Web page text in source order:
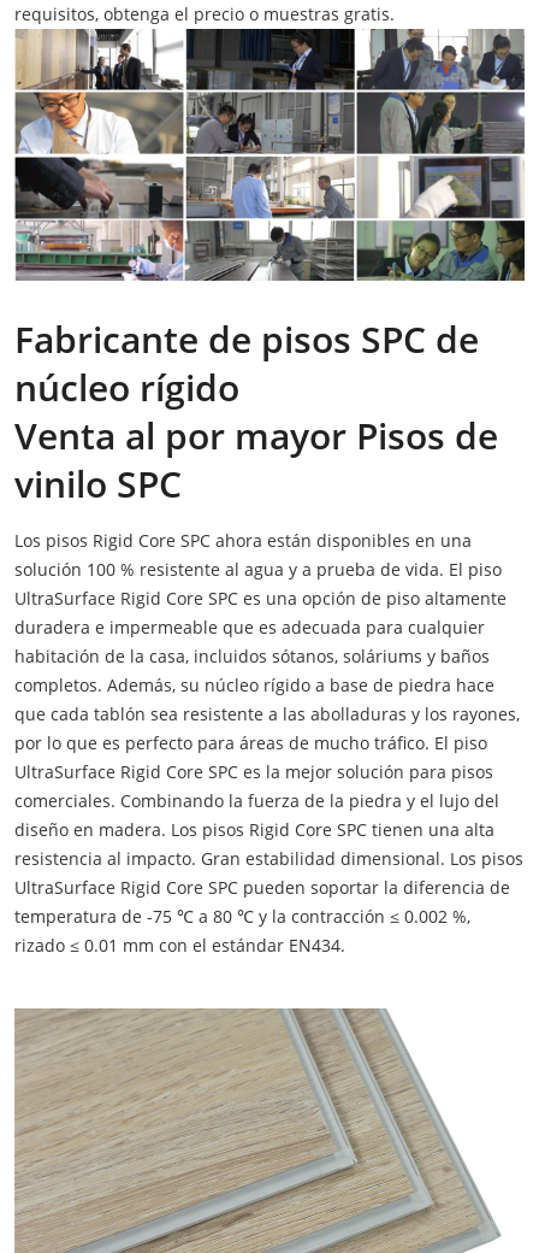
requisitos, obtenga el precio o muestras gratis.
Fabricante de pisos SPC de
núcleo rígido
Venta al por mayor Pisos de
vinilo SPC
Los pisos Rigid Core SPC ahora están disponibles en una
solución 100 % resistente al agua y a prueba de vida. El piso
UltraSurface Rigid Core SPC es una opción de piso altamente
duradera e impermeable que es adecuada para cualquier
habitación de la casa, incluidos sótanos, soláriums y baños
completos. Además, su núcleo rígido a base de piedra hace
que cada tablón sea resistente a las abolladuras y los rayones,
por lo que es perfecto para áreas de mucho tráfico. El piso
UltraSurface Rigid Core SPC es la mejor solución para pisos
comerciales. Combinando la fuerza de la piedra y el lujo del
diseño en madera. Los pisos Rigid Core SPC tienen una alta
resistencia al impacto. Gran estabilidad dimensional. Los pisos
UltraSurface Rigid Core SPC pueden soportar la diferencia de
temperatura de -75 ℃ a 80 ℃ y la contracción ≤ 0.002 %,
rizado ≤ 0.01 mm con el estándar EN434.